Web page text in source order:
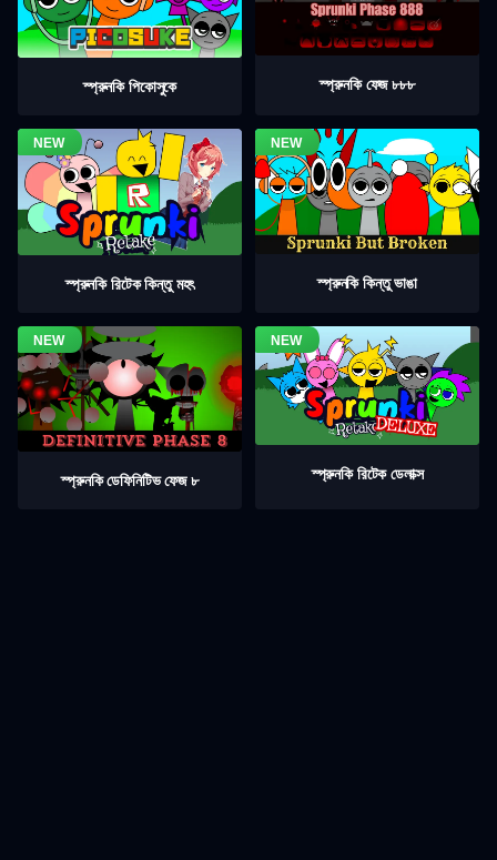
স্প্রুনকি পিকোসুকে স্প্রুনকি ফেজ ৮৮৮
স্প্রুনকি রিটেক কিন্তু মহৎ স্প্রুনকি কিন্তু ভাঙা
স্প্রুনকি ডেফিনিটিভ ফেজ ৮ স্প্রুনকি রিটেক ডেলাক্স